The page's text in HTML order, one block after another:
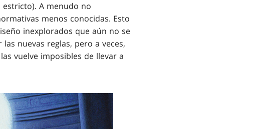
A menudo no
menos conocidas. Esto
inexplorados que aún no se
nuevas reglas, pero a veces,
vuelve imposibles de llevar a